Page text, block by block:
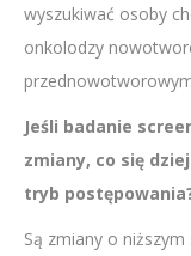
wyszukiwać osoby
onkolodzy
Jeśli badanie
zmiany, co się
tryb
Są zmiany o